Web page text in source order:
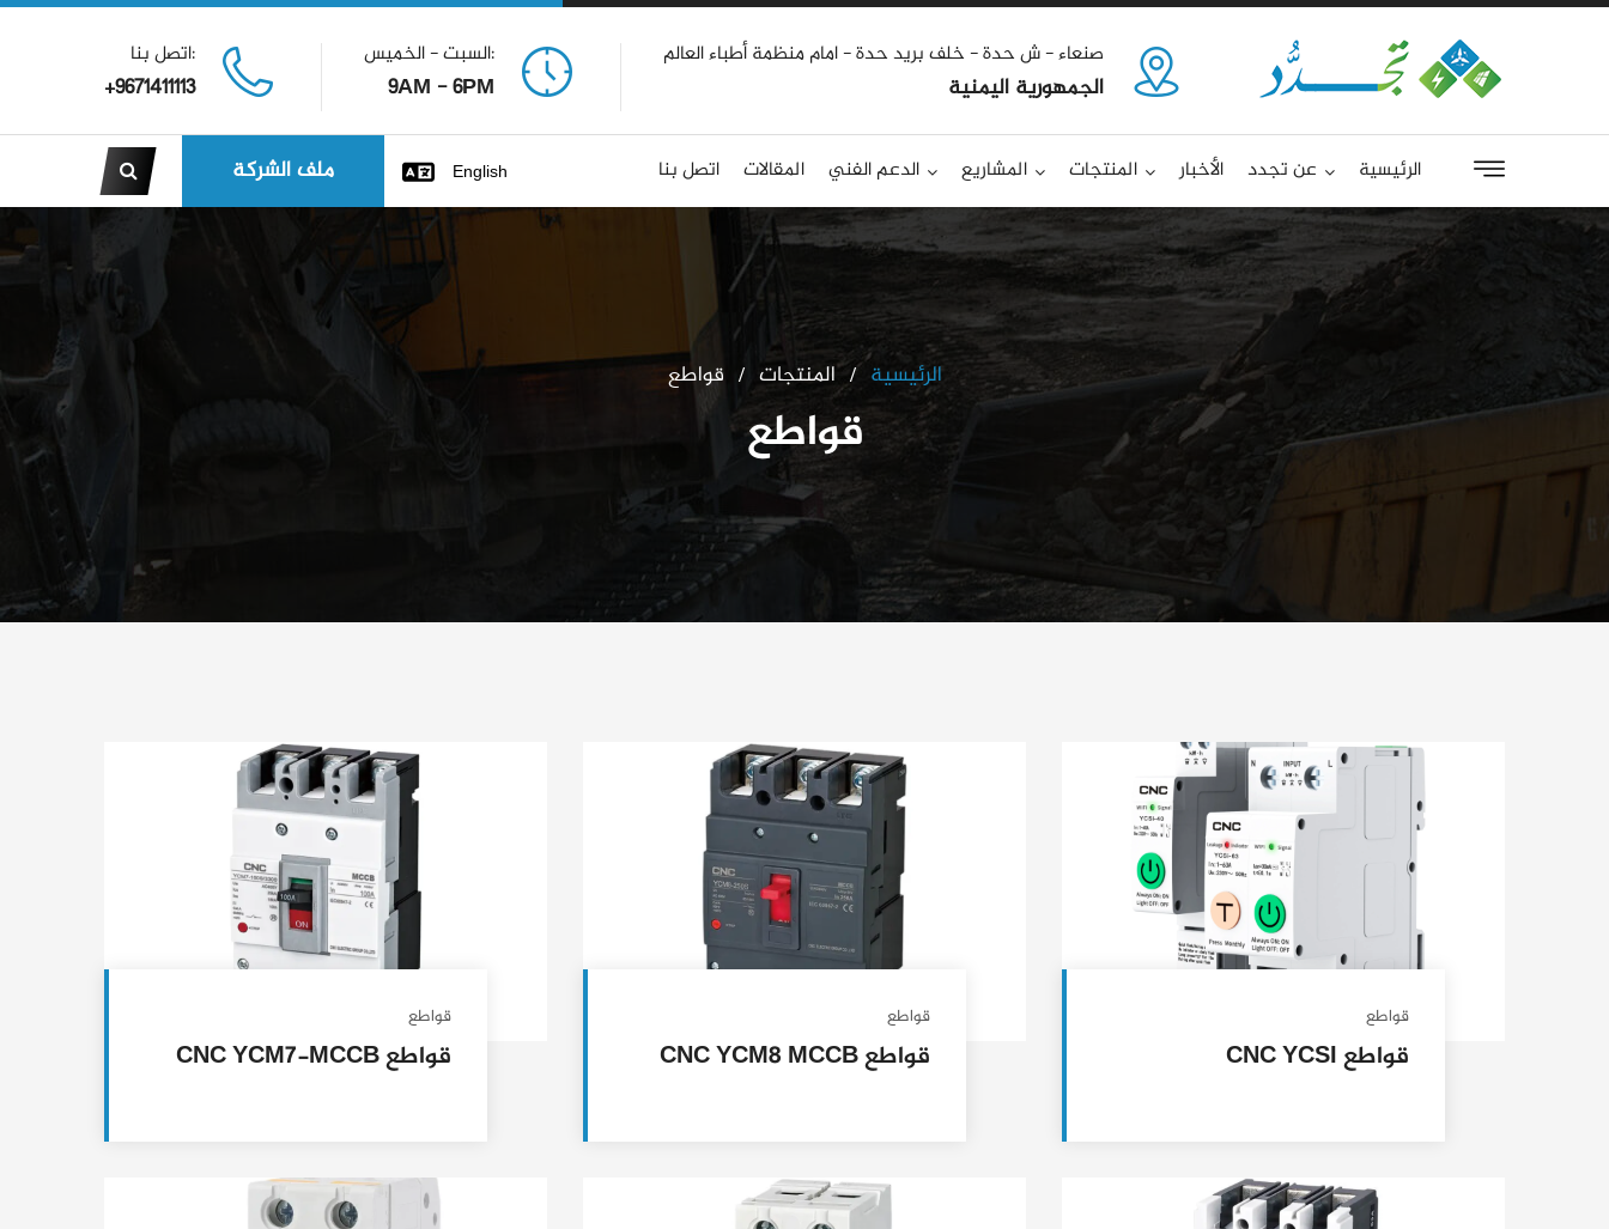
اتصل بنا:
+9671411113
السبت - الخميس:
9AM - 6PM
صنعاء - ش حدة - خلف بريد حدة - امام منظمة أطباء العالم
الجمهورية اليمنية
الرئيسية عن تجدد الأخبار المنتجات المشاريع الدعم الفني المقالات اتصل بنا English ملف الشركة
قواطع المنتجات الرئيسية
قواطع
قواطع
قواطع CNC YCSI
قواطع
قواطع CNC YCM8 MCCB
قواطع
قواطع CNC YCM7-MCCB